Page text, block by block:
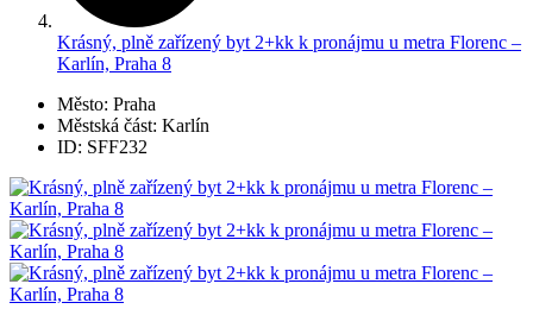
Krásný, plně zařízený byt 2+kk k pronájmu u metra Florenc –
Karlín, Praha 8
Město: Praha
Městská část: Karlín
ID: SFF232